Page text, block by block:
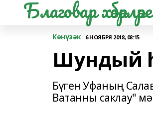
Благовар хәбәрләре
Көнүзәк 6 НОЯБРЯ 2018, 08:15
Шундый
Бүген Уфаның
Ватанны саклау"